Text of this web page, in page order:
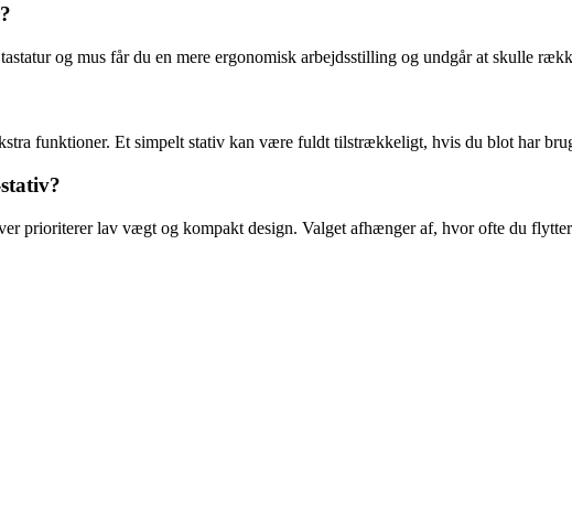
og mus får du en mere ergonomisk arbejdsstilling og undgår at skulle
funktioner. Et simpelt stativ kan være fuldt tilstrækkeligt, hvis du blot har
prioriterer lav vægt og kompakt design. Valget afhænger af, hvor ofte du